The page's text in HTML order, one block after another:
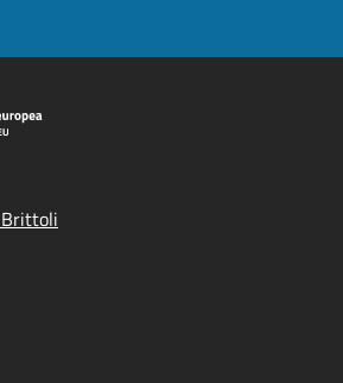
Brittoli